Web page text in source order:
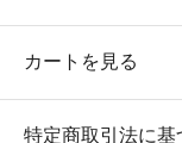
カートを見る
特定商取引法に基